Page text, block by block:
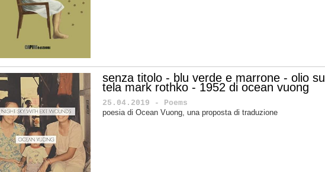
senza titolo - blu verde e marrone - olio su
tela mark rothko - 1952 di ocean vuong
25.04.2019 - Poems
poesia di Ocean Vuong, una proposta di traduzione